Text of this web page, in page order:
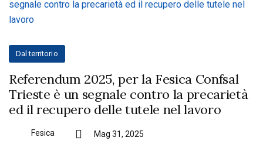
Dal territorio
Referendum 2025, per la Fesica Confsal
Trieste è un segnale contro la precarietà
ed il recupero delle tutele nel lavoro
Fesica Mag 31, 2025